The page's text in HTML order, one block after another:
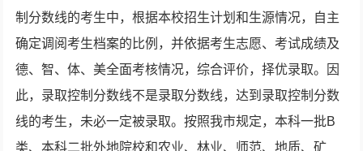
制分数线的考生中，根据本校招生计划和生源情况，自主
确定调阅考生档案的比例，并依据考生志愿、考试成绩及
德、智、体、美全面考核情况，综合评价，择优录取。因
此，录取控制分数线不是录取分数线，达到录取控制分数
线的考生，未必一定被录取。按照我市规定，本科一批B
类、本科二批外地院校和农业、林业、师范、地质、矿